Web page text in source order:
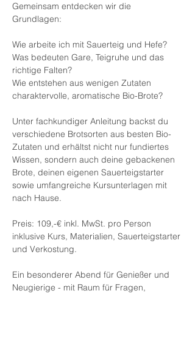
Gemeinsam entdecken wir die
Grundlagen:
Wie arbeite ich mit Sauerteig und Hefe?
Was bedeuten Gare, Teigruhe und das
richtige Falten?
Wie entstehen aus wenigen Zutaten
charaktervolle, aromatische Bio-Brote?
Unter fachkundiger Anleitung backst du
verschiedene Brotsorten aus besten Bio-
Zutaten und erhältst nicht nur fundiertes
Wissen, sondern auch deine gebackenen
Brote, deinen eigenen Sauerteigstarter
sowie umfangreiche Kursunterlagen mit
nach Hause.
Preis: 109,-€ inkl. MwSt. pro Person
inklusive Kurs, Materialien, Sauerteigstarter
und Verkostung.
Ein besonderer Abend für Genießer und
Neugierige - mit Raum für Fragen,